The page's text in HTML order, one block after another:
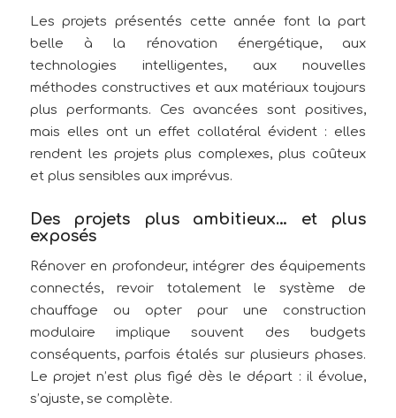
Les projets présentés cette année font la part
belle à la rénovation énergétique, aux
technologies intelligentes, aux nouvelles
méthodes constructives et aux matériaux toujours
plus performants. Ces avancées sont positives,
mais elles ont un effet collatéral évident : elles
rendent les projets plus complexes, plus coûteux
et plus sensibles aux imprévus.
Des projets plus ambitieux… et plus
exposés
Rénover en profondeur, intégrer des équipements
connectés, revoir totalement le système de
chauffage ou opter pour une construction
modulaire implique souvent des budgets
conséquents, parfois étalés sur plusieurs phases.
Le projet n’est plus figé dès le départ : il évolue,
s’ajuste, se complète.